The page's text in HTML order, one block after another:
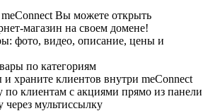
meConnect Вы можете открыть
магазин на своем домене!
фото, видео, описание, цены и
по категориям
и храните клиентов внутри meConnect
по клиентам с акциями прямо из панели
через мультиссылку